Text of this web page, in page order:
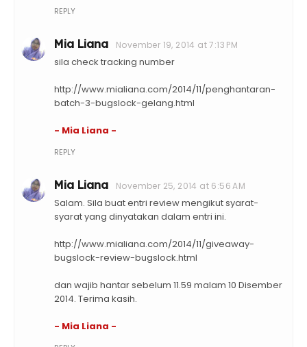
REPLY
Mia Liana November 19, 2014 at 7:13 PM
sila check tracking number
http://www.mialiana.com/2014/11/penghantaran-
batch-3-bugslock-gelang.html
- Mia Liana -
REPLY
Mia Liana November 25, 2014 at 6:56 AM
Salam. Sila buat entri review mengikut syarat-
syarat yang dinyatakan dalam entri ini.
http://www.mialiana.com/2014/11/giveaway-
bugslock-review-bugslock.html
dan wajib hantar sebelum 11.59 malam 10 Disember
2014. Terima kasih.
- Mia Liana -